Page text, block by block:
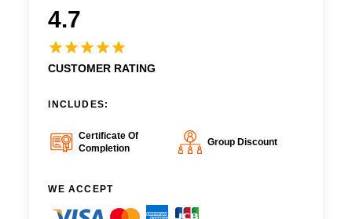
4.7
CUSTOMER RATING
INCLUDES:
Certificate Of
Completion
Group Discount
WE ACCEPT